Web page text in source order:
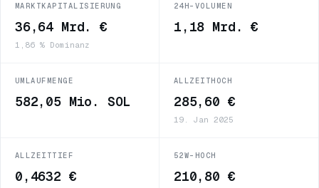
MARKTKAPITALISIERUNG
36,64 Mrd. €
1,86 % Dominanz
24H-VOLUMEN
1,18 Mrd. €
UMLAUFMENGE
582,05 Mio. SOL
ALLZEITHOCH
285,60 €
19. Jan 2025
ALLZEITTIEF
0,4632 €
52W-HOCH
210,80 €